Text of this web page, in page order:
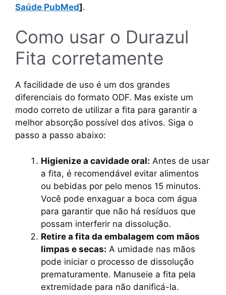
Saúde PubMed].
Como usar o Durazul
Fita corretamente
A facilidade de uso é um dos grandes
diferenciais do formato ODF. Mas existe um
modo correto de utilizar a fita para garantir a
melhor absorção possível dos ativos. Siga o
passo a passo abaixo:
Higienize a cavidade oral: Antes de usar
a fita, é recomendável evitar alimentos
ou bebidas por pelo menos 15 minutos.
Você pode enxaguar a boca com água
para garantir que não há resíduos que
possam interferir na dissolução.
Retire a fita da embalagem com mãos
limpas e secas: A umidade nas mãos
pode iniciar o processo de dissolução
prematuramente. Manuseie a fita pela
extremidade para não danificá-la.